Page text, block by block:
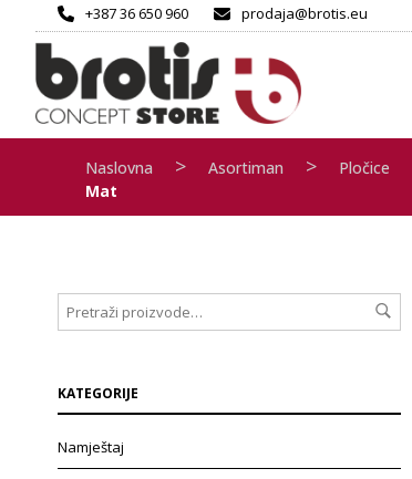
+387 36 650 960 prodaja@brotis.eu
Naslovna > Asortiman > Pločice
Mat
KATEGORIJE
Namještaj